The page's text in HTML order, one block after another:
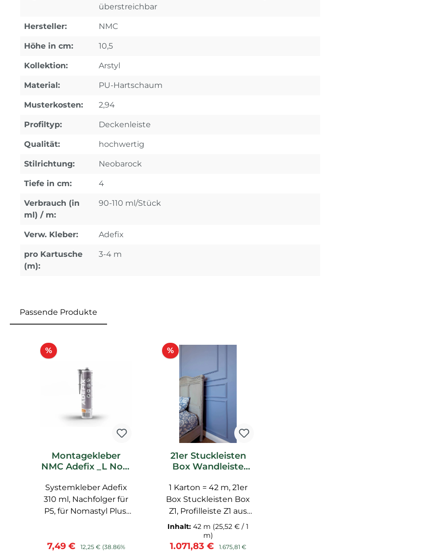
überstreichbar
Hersteller: NMC
Höhe in cm: 10,5
Kollektion: Arstyl
Material: PU-Hartschaum
Musterkosten: 2,94
Profiltyp: Deckenleiste
Qualität: hochwertig
Stilrichtung: Neobarock
Tiefe in cm: 4
Verbrauch (in
ml) / m:
90-110 ml/Stück
Verw. Kleber: Adefix
pro Kartusche
(m):
3-4 m
Passende Produkte
%Rabatt
Montagekleber
NMC Adefix _L Noel
Spachtelkleber
Systemkleber Adefix
310 ml, Nachfolger für
P5, für Nomastyl Plus,
starke
Verkaufspreis:
7,49 € Regulärer Preis:
12,25 € (38.86%
%Rabatt
21er Stuckleisten
Box Wandleiste
Marquet Stuckleiste
1 Karton = 42 m, 21er
Box Stuckleisten Box
Z1, Profilleiste Z1 aus
PU-Hartschaum,
vorgrundiert,
Verbindung mit
Inhalt:42 m (25,52 € / 1
m)
Verkaufspreis:
1.071,83 € Regulärer Preis:
1.675,81 €